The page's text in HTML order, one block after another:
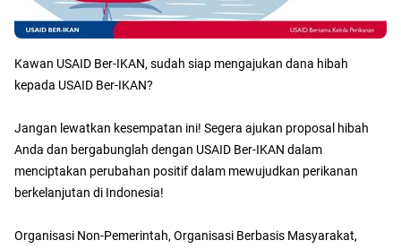
Kawan USAID Ber-IKAN, sudah siap mengajukan dana hibah
kepada USAID Ber-IKAN?
Jangan lewatkan kesempatan ini! Segera ajukan proposal hibah
Anda dan bergabunglah dengan USAID Ber-IKAN dalam
menciptakan perubahan positif dalam mewujudkan perikanan
berkelanjutan di Indonesia!
Organisasi Non-Pemerintah, Organisasi Berbasis Masyarakat,